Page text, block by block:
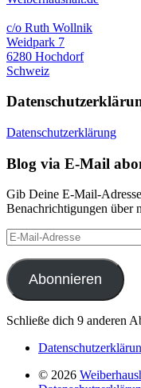
c/o Ruth Wollnik
Weidpark 7
6280 Hochdorf
Schweiz
Datenschutzerklärung
Blog via E-Mail
Gib Deine E-Mail-
Benachrichtigungen über
E-
Mail-
Adresse
Abonnieren
Schließe dich 9 anderen
© 2026